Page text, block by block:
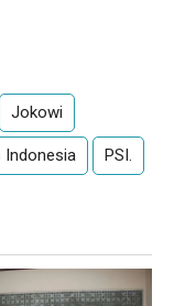
Jokowi
Indonesia PSI.